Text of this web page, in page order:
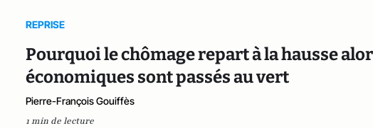
REPRISE
Pourquoi le chômage repart à la hausse
économiques sont passés au vert
Pierre-François Gouiffès
1 min de lecture